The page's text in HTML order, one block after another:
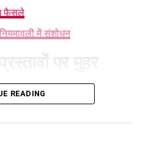
फैसले
में संशोधन
पर मुहर लगी है। कैबिनेट ने
शामिल करने का निर्णय लिया है।
READING